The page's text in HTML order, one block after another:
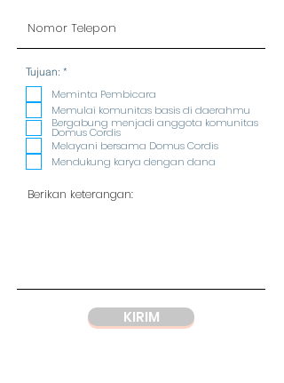
Tujuan: *
q
i
r
e
d
Meminta Pembicara
Memulai komunitas basis di daerahmu
Bergabung menjadi anggota komunitas
Domus Cordis
Melayani bersama Domus Cordis
Mendukung karya dengan dana
KIRIM